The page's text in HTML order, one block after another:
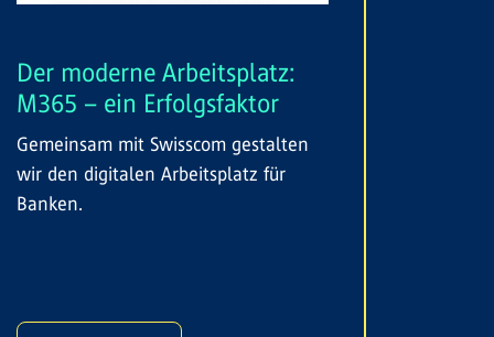
Der moderne Arbeitsplatz:
M365 – ein Erfolgsfaktor
Gemeinsam mit Swisscom gestalten
wir den digitalen Arbeitsplatz für
Banken.